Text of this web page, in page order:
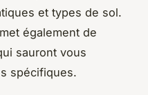
et types de sol.
également de
sauront vous
spécifiques.